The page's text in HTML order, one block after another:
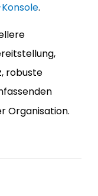
.
robuste
Organisation.